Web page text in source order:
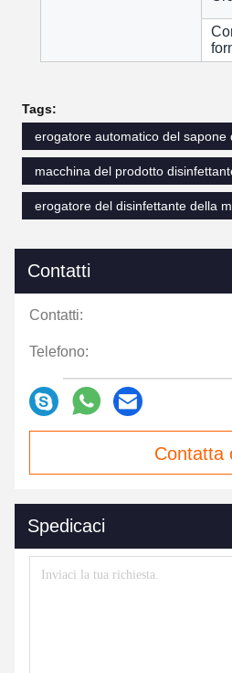
Tags:
erogatore automatico del sapone
macchina del prodotto
erogatore del disinfettante della
Contatti
Contatti:
Telefono:
Contatta
Spedicaci